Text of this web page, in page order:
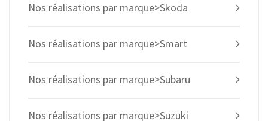
Nos réalisations par marque>Skoda
Nos réalisations par marque>Smart
Nos réalisations par marque>Subaru
Nos réalisations par marque>Suzuki